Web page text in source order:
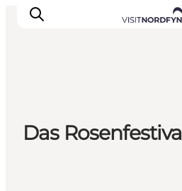
Erleben
Eventkalender
Das Rosenfestival